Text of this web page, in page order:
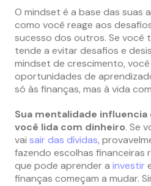
O mindset é a base das suas
como você reage aos
sucesso dos outros. Se você
tende a evitar desafios e
mindset de crescimento,
oportunidades de
só às finanças, mas à vida
Sua mentalidade
você lida com dinheiro. Se
vai sair das dívidas,
fazendo escolhas financeiras
que pode aprender a investir
finanças começam a mudar.